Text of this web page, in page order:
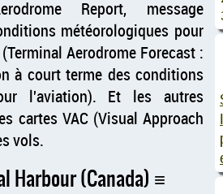
Report, message
météorologiques pour
Aerodrome Forecast :
à court terme des conditions
l'aviation). Et les autres
cartes VAC (Visual Approach
vols.
Harbour (Canada)